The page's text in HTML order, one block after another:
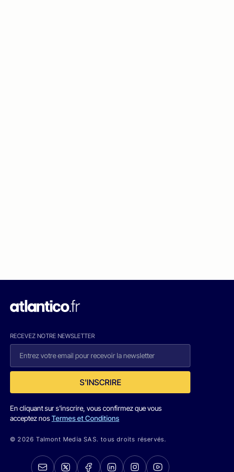
RECEVEZ NOTRE NEWSLETTER
S'INSCRIRE
En cliquant sur s'inscrire, vous confirmez que vous
acceptez nosTermes et Conditions
© 2026 Talmont Media SAS. tous droits réservés.